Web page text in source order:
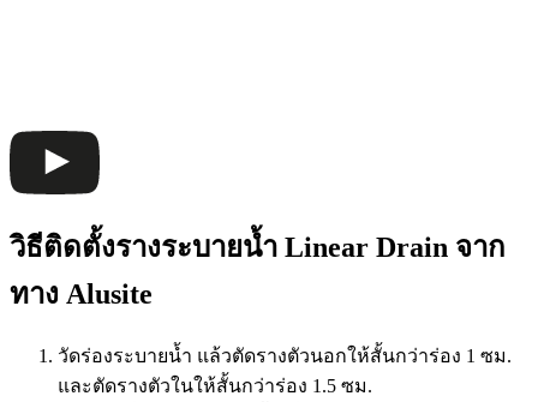
วิธีติดตั้งรางระบายน้ำ Linear Drain จาก
ทาง Alusite
วัดร่องระบายน้ำ แล้วตัดรางตัวนอกให้สั้นกว่าร่อง 1 ซม.
และตัดรางตัวในให้สั้นกว่าร่อง 1.5 ซม.